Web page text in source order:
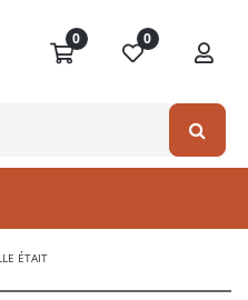
0 0
ÉTAIT